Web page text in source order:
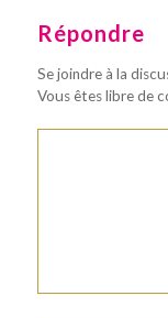
Répondre
Se joindre à la
Vous êtes libre de